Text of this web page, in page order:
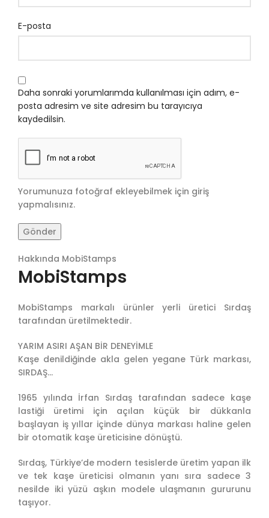
E-posta
Daha sonraki yorumlarımda kullanılması için adım, e-
posta adresim ve site adresim bu tarayıcıya
kaydedilsin.
Yorumunuza fotoğraf ekleyebilmek için giriş
yapmalısınız.
Hakkında MobiStamps
MobiStamps
MobiStamps markalı ürünler yerli üretici Sırdaş
tarafından üretilmektedir.
YARIM ASIRI AŞAN BİR DENEYİMLE
Kaşe denildiğinde akla gelen yegane Türk markası,
SIRDAŞ…
1965 yılında İrfan Sırdaş tarafından sadece kaşe
lastiği üretimi için açılan küçük bir dükkanla
başlayan iş yıllar içinde dünya markası haline gelen
bir otomatik kaşe üreticisine dönüştü.
Sırdaş, Türkiye’de modern tesislerde üretim yapan ilk
ve tek kaşe üreticisi olmanın yanı sıra sadece 3
nesilde iki yüzü aşkın modele ulaşmanın gururunu
taşıyor.